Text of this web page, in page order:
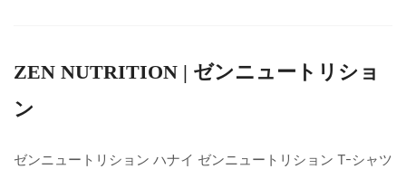
ZEN NUTRITION | ゼンニュートリショ
ン
ゼンニュートリション ハナイ ゼンニュートリション T-シャツ